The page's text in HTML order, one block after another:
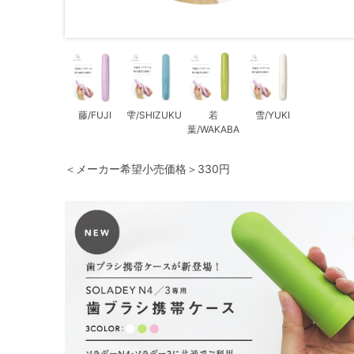
藤/FUJI 雫/SHIZUKU
若
葉/WAKABA
雪/YUKI
＜メーカー希望小売価格＞330円